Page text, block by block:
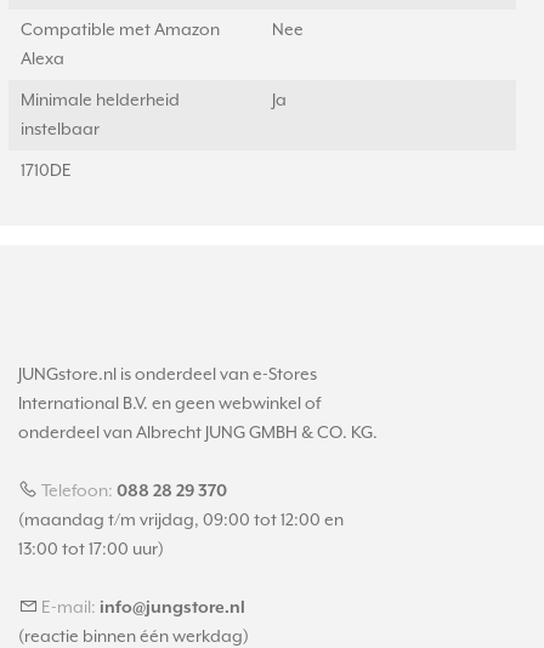
Compatible met Amazon
Alexa
Nee
Minimale helderheid
instelbaar
Ja
1710DE
JUNGstore.nl is onderdeel van e-Stores
International B.V. en geen webwinkel of
onderdeel van Albrecht JUNG GMBH & CO. KG.
Telefoon: 088 28 29 370
(maandag t/m vrijdag, 09:00 tot 12:00 en
13:00 tot 17:00 uur)
E-mail: info@jungstore.nl
(reactie binnen één werkdag)